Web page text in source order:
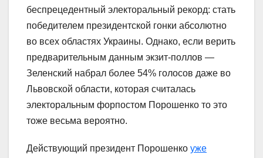
беспрецедентный электоральный рекорд: стать
победителем президентской гонки абсолютно
во всех областях Украины. Однако, если верить
предварительным данным экзит-поллов —
Зеленский набрал более 54% голосов даже во
Львовской области, которая считалась
электоральным форпостом Порошенко то это
тоже весьма вероятно.
Действующий президент Порошенко уже